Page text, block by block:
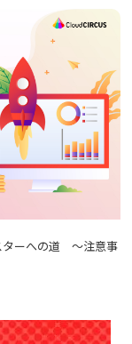
ターへの道 ～注意事